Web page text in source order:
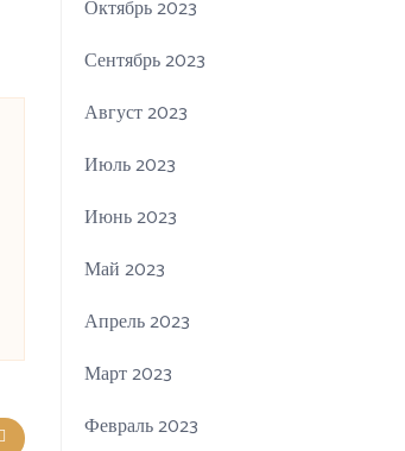
Октябрь 2023
Сентябрь 2023
Август 2023
Июль 2023
Июнь 2023
Май 2023
Апрель 2023
Март 2023
Февраль 2023